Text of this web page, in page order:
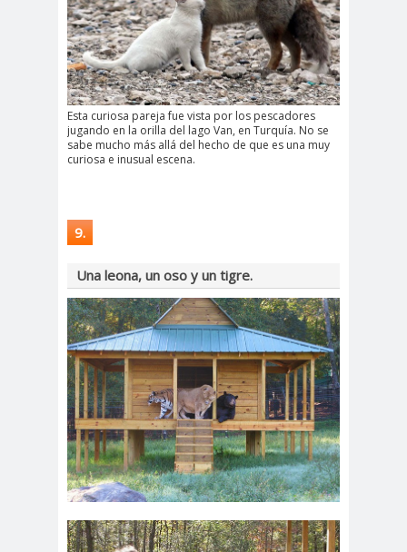
Esta curiosa pareja fue vista por los pescadores
jugando en la orilla del lago Van, en Turquía. No se
sabe mucho más allá del hecho de que es una muy
curiosa e inusual escena.
9.
Una leona, un oso y un tigre.